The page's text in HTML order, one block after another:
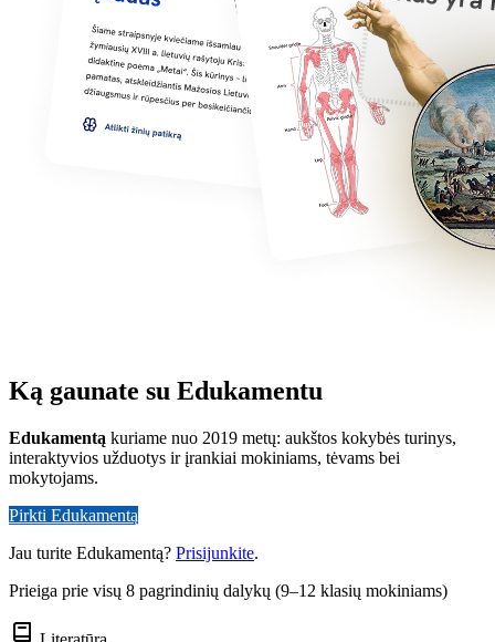
Ką gaunate su Edukamentu
Edukamentą kuriame nuo 2019 metų: aukštos kokybės turinys,
interaktyvios užduotys ir įrankiai mokiniams, tėvams bei
mokytojams.
Pirkti Edukamentą
Jau turite Edukamentą? Prisijunkite.
Prieiga prie visų 8 pagrindinių dalykų (9–12 klasių mokiniams)